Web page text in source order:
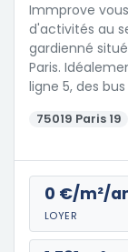
Immprove
d'activités au
gardienné
Paris.
ligne 5, des bus
75019 Paris 19
0 €/m²/
LOYER